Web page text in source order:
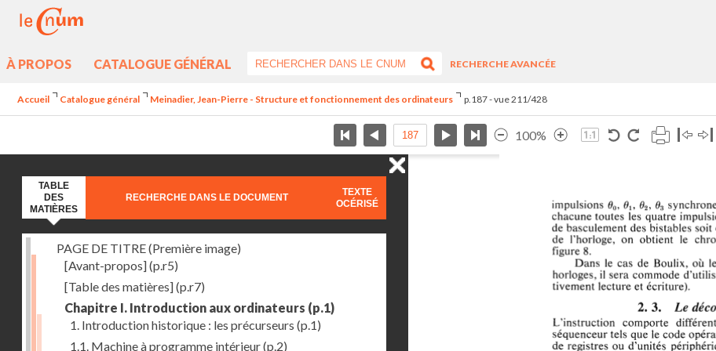
À PROPOS CATALOGUE GÉNÉRAL
RECHERCHE AVANCÉE
Accueil Catalogue général Meinadier, Jean-Pierre - Structure et fonctionnement des ordinateurs p.187 - vue 211/428
100%
TABLE
DES
MATIÈRES
RECHERCHE DANS LE DOCUMENT
TEXTE
OCÉRISÉ
PAGE DE TITRE (Première image)
[Avant-propos](p.r5)
[Table des matières](p.r7)
Chapitre I. Introduction aux ordinateurs (p.1)
1. Introduction historique : les précurseurs (p.1)
1.1. Machine à programme intérieur(p.2)